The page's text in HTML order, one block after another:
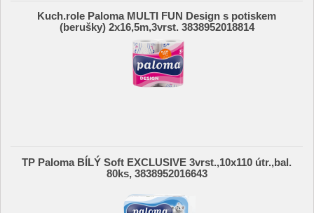
Kuch.role Paloma MULTI FUN Design s potiskem
(berušky) 2x16,5m,3vrst. 3838952018814
TP Paloma BÍLÝ Soft EXCLUSIVE 3vrst.,10x110 útr.,bal.
80ks, 3838952016643